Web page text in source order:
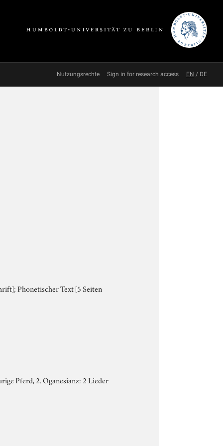
Nutzungsrechte Sign in for research access EN / DE
Phonetischer Text [5 Seiten
Pferd, 2. Oganesianz: 2 Lieder